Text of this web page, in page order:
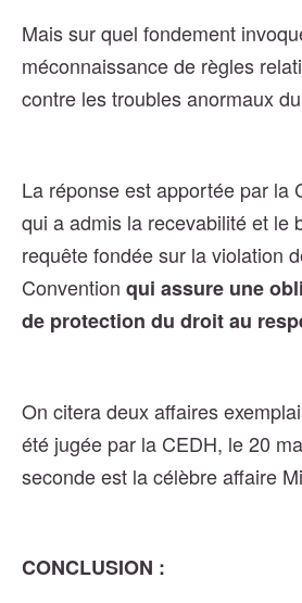
Mais sur quel fondement
méconnaissance de règles
contre les troubles anormaux
La réponse est apportée par la
qui a admis la recevabilité et le
requête fondée sur la violation
Convention qui assure une
de protection du droit au
On citera deux affaires
été jugée par la CEDH, le 20
seconde est la célèbre affaire
CONCLUSION :